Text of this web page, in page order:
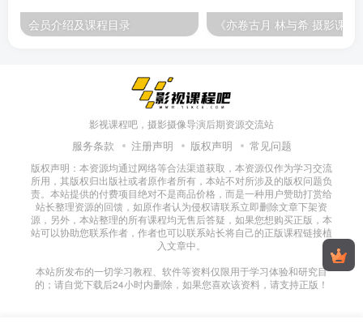
会员介绍及课程目录
影视课程吧，摄影摄像导演后期资源交流站
服务条款 注册声明 版权声明 常见问题
版权声明：本资源均通过网络等合法渠道获取，本资源仅作为学习交流
所用，其版权归出版社或者原作者所有，本站不对所涉及的版权问题负
责。本站提供的付费项目绝对不是商品价格，而是一种用户赞助打赏给
站长整理资源的回馈，如原作者认为侵权请联系立即删除文章下架资
源，另外，本站整理的所有课程均无售后答疑，如果您想购买正版，本
站可以协助您联系作者，作者也可以联系站长将自己的正版课程链接植
入文章中。
本站所发布的一切学习教程、软件等资料仅限用于学习体验和研究目
的；请自觉下载后24小时内删除，如果您喜欢该资料，请支持正版！